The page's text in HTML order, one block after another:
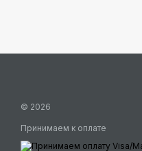
© 2026
Принимаем к оплате